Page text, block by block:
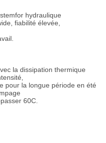
hydraulique
fiabilité élevée,
la dissipation thermique
pour la longue période en été
60C.